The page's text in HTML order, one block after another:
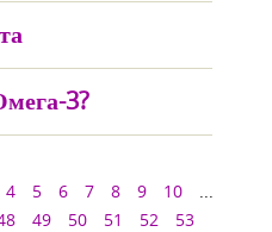
3?
4 5 6 7 8 9 10
...
49 50 51 52
53